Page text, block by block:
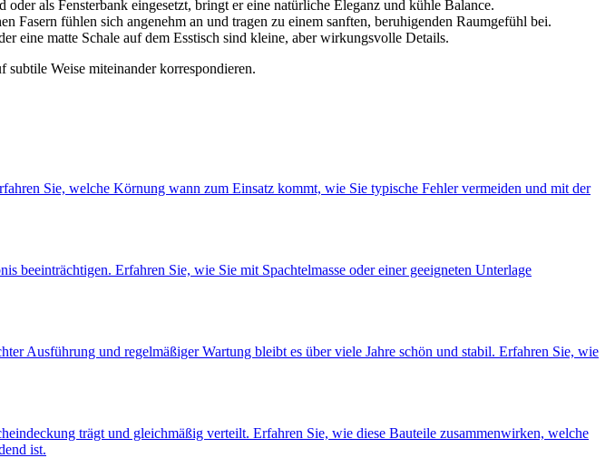
als Fensterbank eingesetzt, bringt er eine natürliche Eleganz und kühle Balance.
Fasern fühlen sich angenehm an und tragen zu einem sanften, beruhigenden Raumgefühl bei.
eine matte Schale auf dem Esstisch sind kleine, aber wirkungsvolle Details.
Weise miteinander korrespondieren.
Sie, welche Körnung wann zum Einsatz kommt, wie Sie typische Fehler vermeiden und mit der
beeinträchtigen. Erfahren Sie, wie Sie mit Spachtelmasse oder einer geeigneten Unterlage
Ausführung und regelmäßiger Wartung bleibt es über viele Jahre schön und stabil. Erfahren Sie, wie
trägt und gleichmäßig verteilt. Erfahren Sie, wie diese Bauteile zusammenwirken, welche
ist.